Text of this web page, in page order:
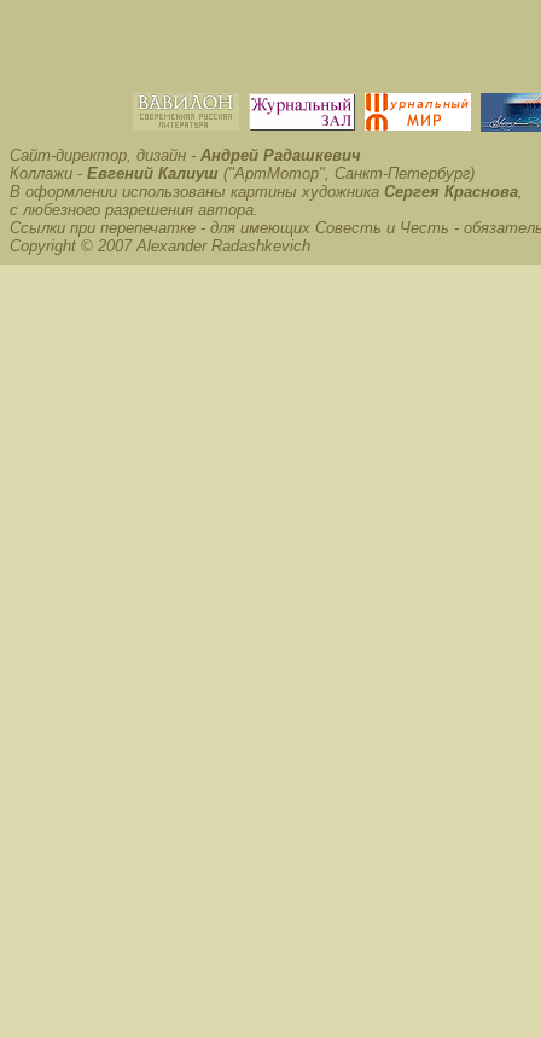
Сайт-директор, дизайн - Андрей Радашкевич
Коллажи - Евгений Калиуш ("АртМотор", Санкт-Петербург)
В оформлении использованы картины художника Сергея Краснова,
с любезного разрешения автора.
Ссылки при перепечатке - для имеющих Совесть и Честь -
Copyright © 2007 Alexander Radashkevich